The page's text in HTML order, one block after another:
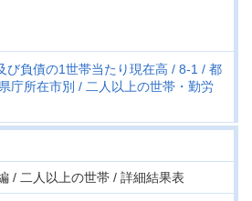
び負債の1世帯当たり現在高 8-1
都
庁所在市別
二人以上の世帯・勤労
/ 二人以上の世帯 / 詳細結果表